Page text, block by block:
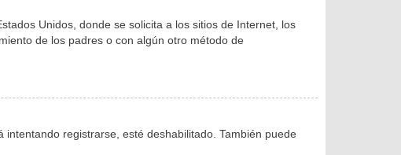
Unidos, donde se solicita a los sitios de Internet, los
de los padres o con algún otro método de
registrarse, esté deshabilitado. También puede